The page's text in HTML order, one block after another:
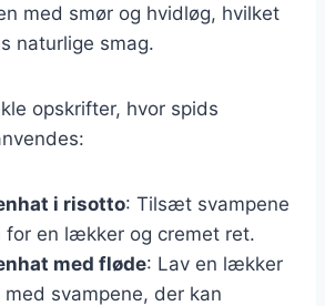
med smør og hvidløg, hvilket
naturlige smag.
opskrifter, hvor spids
i risotto: Tilsæt svampene
for en lækker og cremet ret.
med fløde: Lav en lækker
svampene, der kan